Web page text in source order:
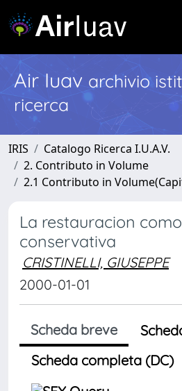
Air Iuav archivio
ricerca
IRIS
Catalogo Ricerca I.U.A.V.
2. Contributo in Volume
2.1 Contributo in
La restauracion como
conservativa
CRISTINELLI, GIUSEPPE
2000-01-01
Scheda breve
Scheda completa (DC)